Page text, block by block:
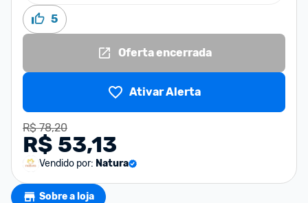
5
Oferta encerrada
Ativar Alerta
R$ 78,20
R$ 53,13
Vendido por: Natura
Sobre a loja